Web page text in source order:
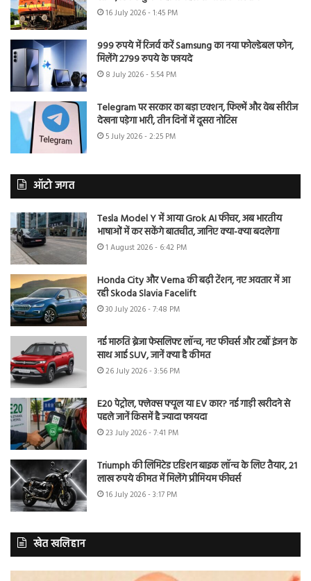
16 July 2026 - 1:45 PM
999 रुपये में रिजर्व करें Samsung का नया फोल्डेबल फोन,
मिलेंगे 2799 रुपये के फायदे
8 July 2026 - 5:54 PM
Telegram पर सरकार का बड़ा एक्शन, फिल्में और वेब सीरीज
देखना पड़ेगा भारी, तीन दिनों में दूसरा नोटिस
5 July 2026 - 2:25 PM
ऑटो जगत
Tesla Model Y में आया Grok AI फीचर, अब भारतीय
भाषाओं में कर सकेंगे बातचीत, जानिए क्या-क्या बदलेगा
1 August 2026 - 6:42 PM
Honda City और Verna की बढ़ी टेंशन, नए अवतार में आ
रही Skoda Slavia Facelift
30 July 2026 - 7:48 PM
नई मारुति ब्रेजा फेसलिफ्ट लॉन्च, नए फीचर्स और टर्बो इंजन के
साथ आई SUV, जानें क्या है कीमत
26 July 2026 - 3:56 PM
E20 पेट्रोल, फ्लेक्स फ्यूल या EV कार? नई गाड़ी खरीदने से
पहले जानें किसमें है ज्यादा फायदा
23 July 2026 - 7:41 PM
Triumph की लिमिटेड एडिशन बाइक लॉन्च के लिए तैयार, 21
लाख रुपये कीमत में मिलेंगे प्रीमियम फीचर्स
16 July 2026 - 3:17 PM
खेत खलिहान